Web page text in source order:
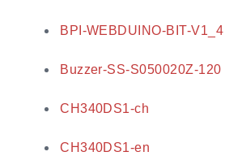
BPI-WEBDUINO-BIT-V1_4
Buzzer-SS-S050020Z-120
CH340DS1-ch
CH340DS1-en